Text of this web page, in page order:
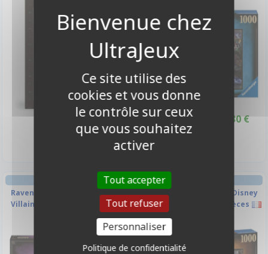
15,50 €
Disponible
-10%
17,00 € 15,30 €
Indisponible
Ravensburger Puzzle - Disney
Villainous: Yzma - 1000 pièces
Ravensburger Puzzle - Disney
Villainous: Scar - 1000 pièces
Ce site utilise des
cookies et vous donne
le contrôle sur ceux
que vous souhaitez
activer
Tout accepter
Tout refuser
Personnaliser
Politique de confidentialité